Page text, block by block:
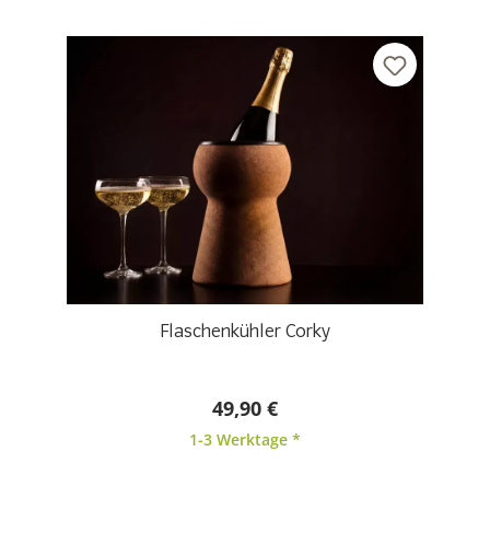
Flaschenkühler Corky
49,90 €
1-3 Werktage *